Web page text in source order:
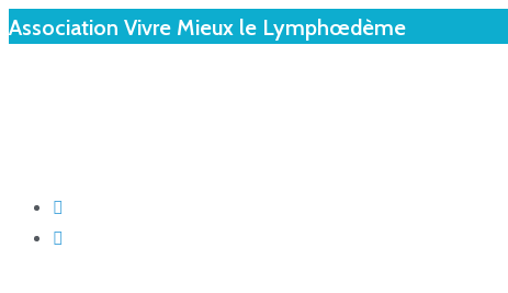
Association Vivre Mieux le Lymphœdème